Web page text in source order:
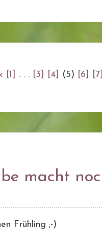
[1] . . . [3] [4] (5) [6] [7]
macht
Frühling ;-)